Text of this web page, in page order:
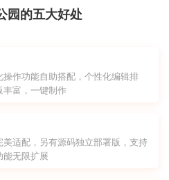
园的五大好处
操作功能自助搭配，个性化编辑排
丰富，一键制作
美适配，另有源码独立部署版，支持
能无限扩展